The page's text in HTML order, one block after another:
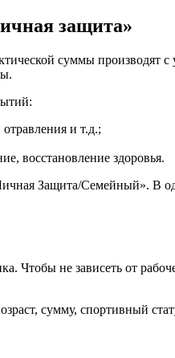
защита»
суммы производят
и т.д.;
восстановление здоровья.
Защита/Семейный». В
Чтобы не зависеть от
сумму, спортивный